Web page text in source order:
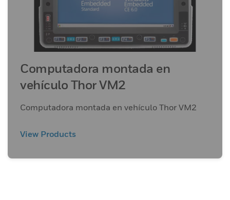
Computadora montada en
vehículo Thor VM2
Computadora montada en vehículo Thor VM2
View Products